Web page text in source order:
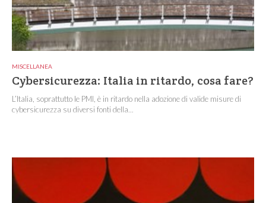
MISCELLANEA
Cybersicurezza: Italia in ritardo, cosa fare?
L’Italia, soprattutto le PMI, è in ritardo nella adozione di valide misure di
cybersicurezza su diversi fonti della...